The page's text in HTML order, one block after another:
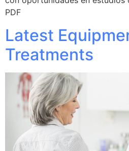
PDF
Latest
Treatments